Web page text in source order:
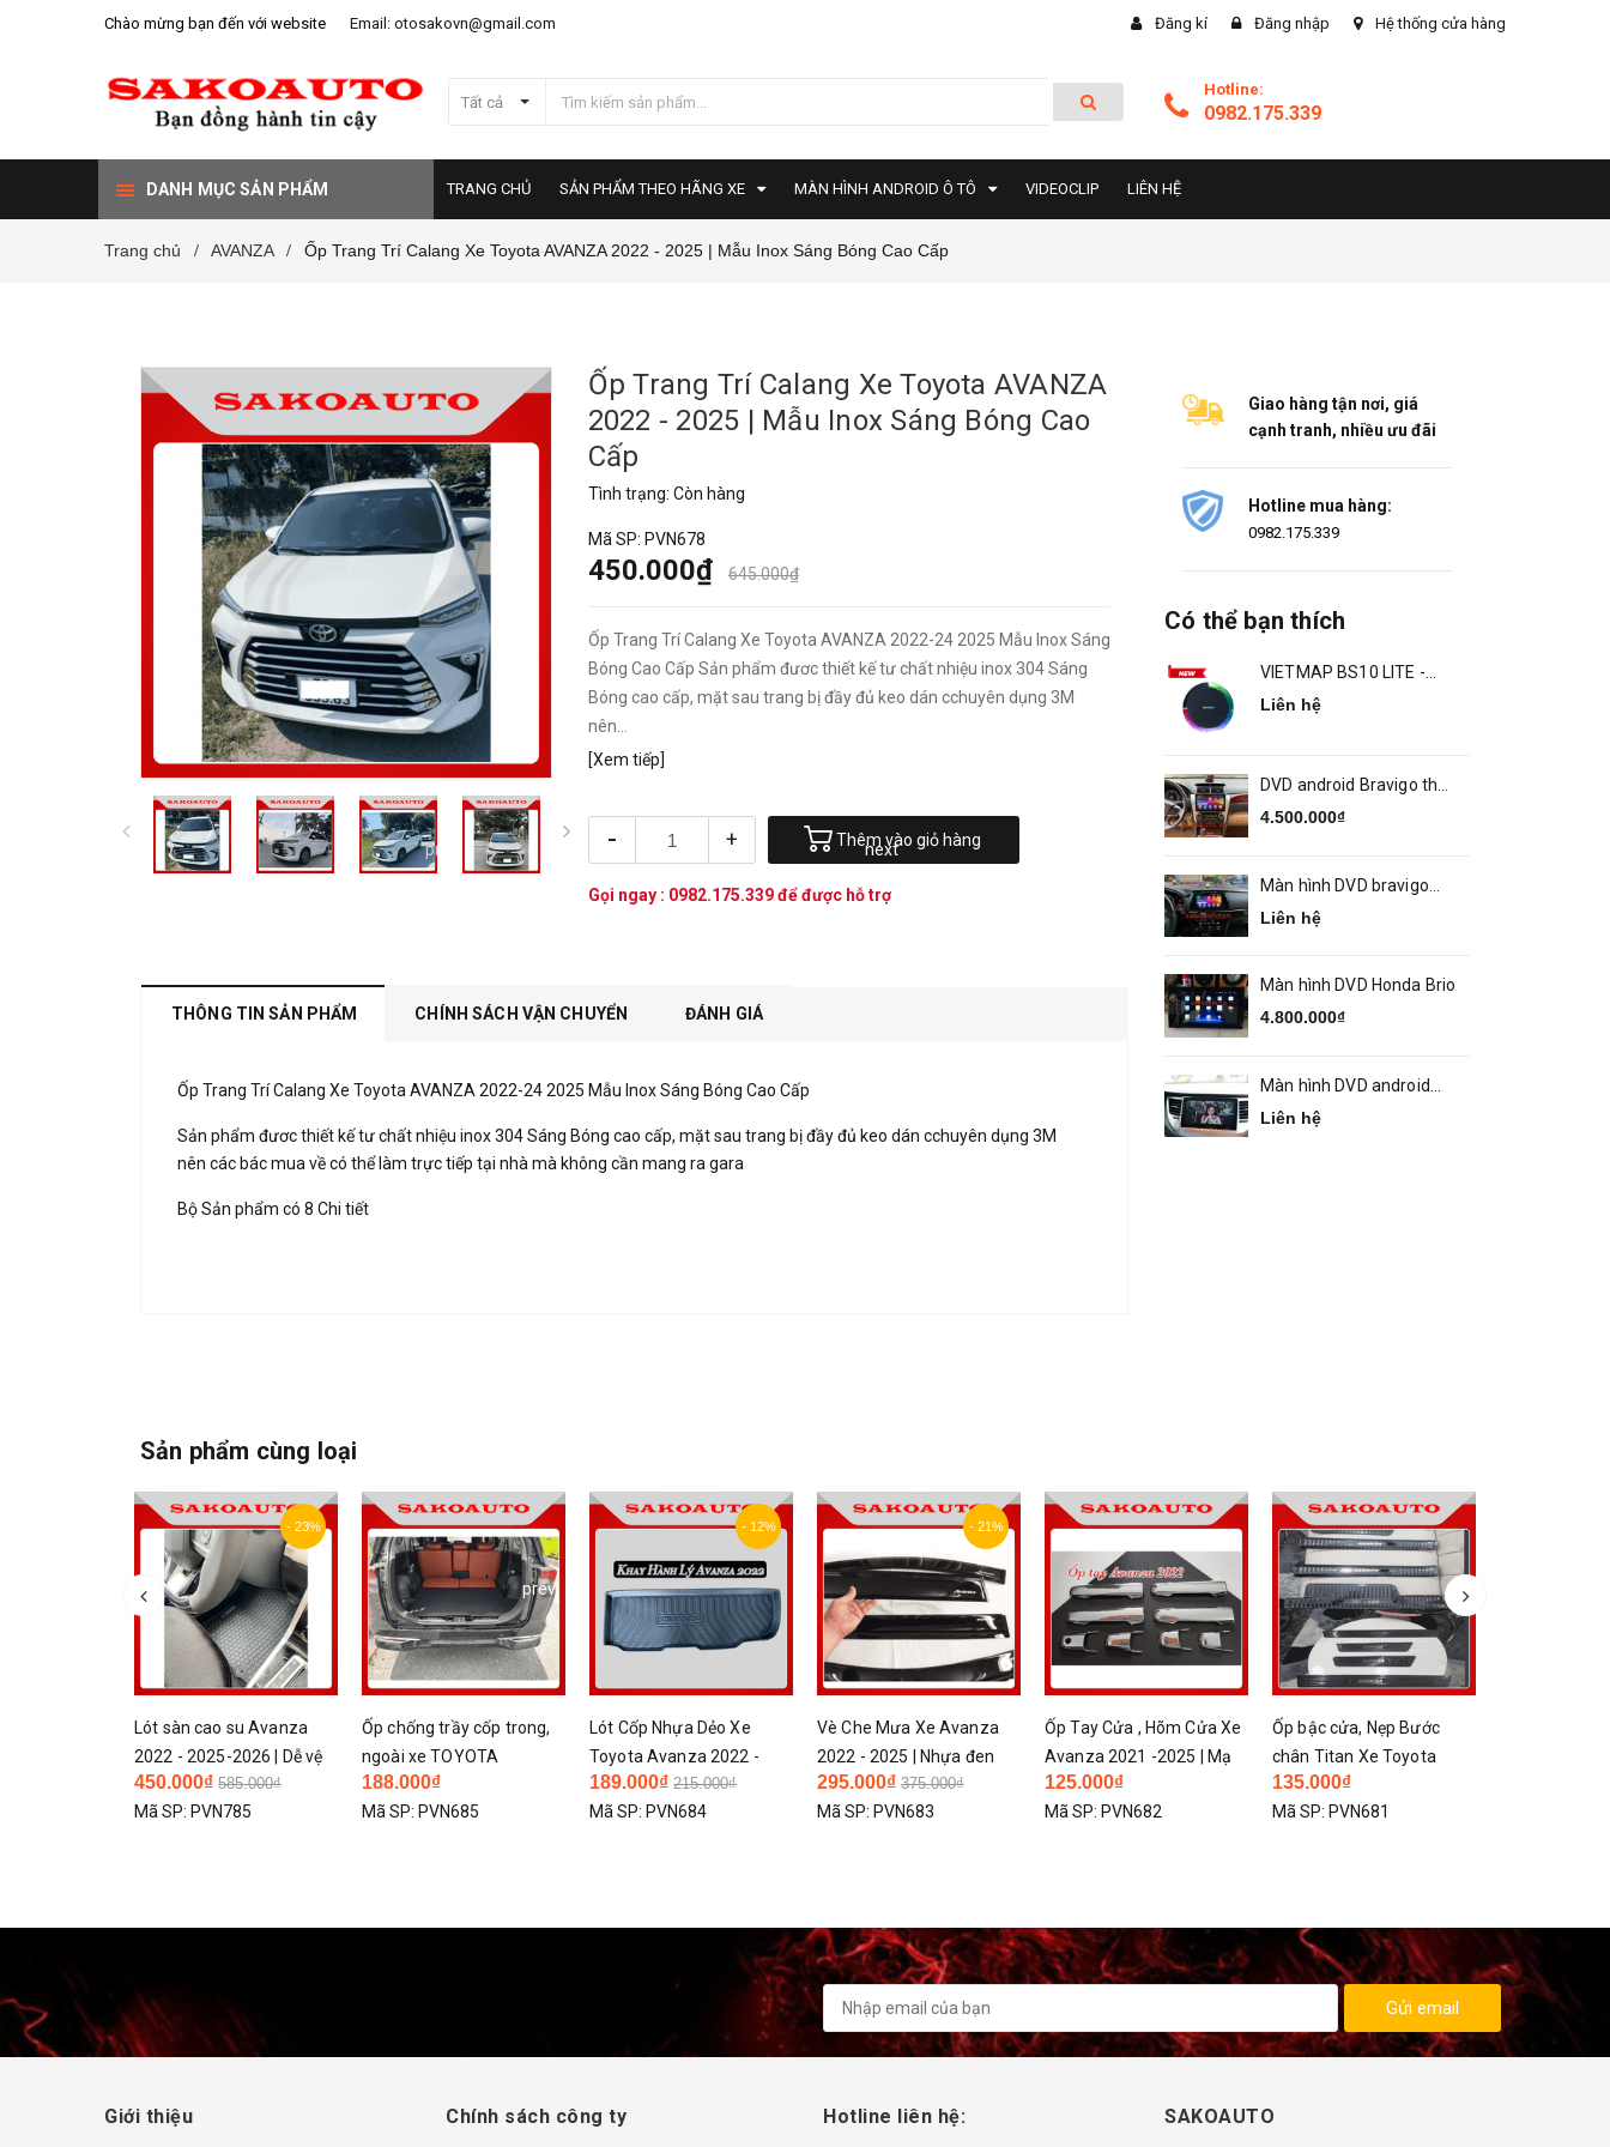
Chào mừng bạn đến với website Email: otosakovn@gmail.com Đăng kí Đăng nhập Hệ thống cửa hàng
Tất cả
Hotline:
0982.175.339
DANH MỤC SẢN PHẨM TRANG CHỦ SẢN PHẨM THEO HÃNG XE MÀN HÌNH ANDROID Ô TÔ VIDEOCLIP LIÊN HỆ
Trang chủ / AVANZA / Ốp Trang Trí Calang Xe Toyota AVANZA 2022 - 2025 | Mẫu Inox Sáng Bóng Cao Cấp
prev next
Ốp Trang Trí Calang Xe Toyota AVANZA
2022 - 2025 | Mẫu Inox Sáng Bóng Cao
Cấp
Tình trạng: Còn hàng
Mã SP: PVN678
450.000₫ 645.000₫
Ốp Trang Trí Calang Xe Toyota AVANZA 2022-24 2025 Mẫu Inox Sáng
Bóng Cao Cấp Sản phẩm đươc thiết kế tư chất nhiệu inox 304 Sáng
Bóng cao cấp, mặt sau trang bị đầy đủ keo dán cchuyên dụng 3M
nên...
[Xem tiếp]
- + Thêm vào giỏ hàng
Gọi ngay : 0982.175.339để được hỗ trợ
THÔNG TIN SẢN PHẨM CHÍNH SÁCH VẬN CHUYỂN ĐÁNH GIÁ
Ốp Trang Trí Calang Xe Toyota AVANZA 2022-24 2025 Mẫu Inox Sáng Bóng Cao Cấp
Sản phẩm đươc thiết kế tư chất nhiệu inox 304 Sáng Bóng cao cấp, mặt sau trang bị đầy đủ keo dán cchuyên dụng 3M
nên các bác mua về có thể làm trực tiếp tại nhà mà không cần mang ra gara
Bộ Sản phẩm có 8 Chi tiết
Giao hàng tận nơi, giá
cạnh tranh, nhiều ưu đãi
Hotline mua hàng:
0982.175.339
Có thể bạn thích
VIETMAP BS10 LITE -
ANDROID BOX Ô TÔ
Liên hệ
DVD android Bravigo theo
xe Camry 2014 2018
4.500.000₫
Màn hình DVD bravigo
theo xe MAZDA 6
Liên hệ
Màn hình DVD Honda Brio
4.800.000₫
Màn hình DVD android
Bravigo Tucson
Liên hệ
Sản phẩm cùng loại
- 23%
Lót sàn cao su Avanza
2022 - 2025-2026 | Dễ vệ
sinh chính hãng Nissin
450.000₫ 585.000₫
Mã SP: PVN785
Ốp chống trầy cốp trong,
ngoài xe TOYOTA
AVANZA 2022 - 2025 |
chất liệu TITAN cao cấp
188.000₫
Mã SP: PVN685
- 12%
Lót Cốp Nhựa Dẻo Xe
Toyota Avanza 2022 -
2025 | Loại 1 Mẫu Nhựa
Dẻo Cao Cấp Không Mùi
189.000₫ 215.000₫
Mã SP: PVN684
- 21%
Vè Che Mưa Xe Avanza
2022 - 2025 | Nhựa đen
cao cấp dày đẹp
295.000₫ 375.000₫
Mã SP: PVN683
Ốp Tay Cửa , Hõm Cửa Xe
Avanza 2021 -2025 | Mạ
Crom Cao Cấp Chống
xước tay cửa làm đẹp cho
125.000₫
Mã SP: PVN682
Ốp bậc cửa, Nẹp Bước
chân Titan Xe Toyota
Avanza 2022 - 2025
135.000₫
Mã SP: PVN681
prev
Gửi email
Giới thiệu Chính sách công ty Hotline liên hệ: SAKOAUTO